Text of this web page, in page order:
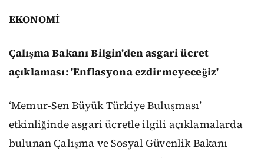
EKONOMİ
Çalışma Bakanı Bilgin'den asgari ücret
açıklaması: 'Enflasyona ezdirmeyeceğiz'
‘Memur-Sen Büyük Türkiye Buluşması’
etkinliğinde asgari ücretle ilgili açıklamalarda
bulunan Çalışma ve Sosyal Güvenlik Bakanı